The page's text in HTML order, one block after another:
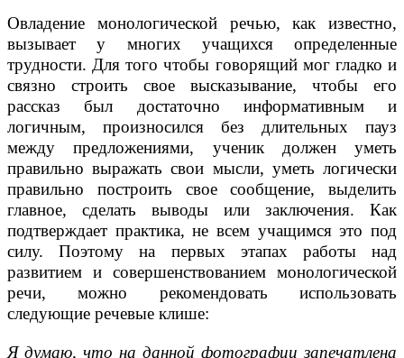
Овладение монологической речью, как известно,
вызывает у многих учащихся определенные
трудности. Для того чтобы говорящий мог гладко и
связно строить свое высказывание, чтобы его
рассказ был достаточно информативным и
логичным, произносился без длительных пауз
между предложениями, ученик должен уметь
правильно выражать свои мысли, уметь логически
правильно построить свое сообщение, выделить
главное, сделать выводы или заключения. Как
подтверждает практика, не всем учащимся это под
силу. Поэтому на первых этапах работы над
развитием и совершенствованием монологической
речи, можно рекомендовать использовать
следующие речевые клише:
Я думаю, что на данной фотографии запечатлена